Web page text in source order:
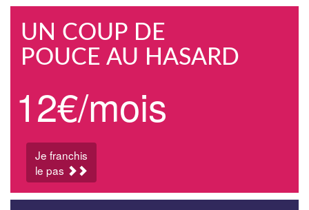
UN COUP DE
POUCE AU HASARD
12€/mois
Je franchis
le pas